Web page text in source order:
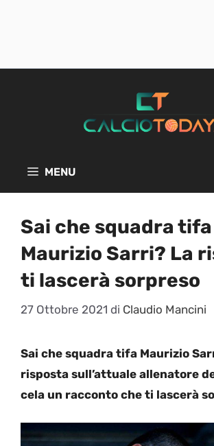
MENU
Sai che squadra tifa
Maurizio Sarri? La
ti lascerà sorpreso
27 Ottobre 2021 di Claudio Mancini
Sai che squadra tifa Maurizio
risposta sull’attuale allenatore
cela un racconto che ti lascerà